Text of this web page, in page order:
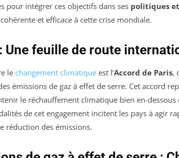
pour intégrer ces objectifs dans ses politiques
et efficace à cette crise mondiale.
Une feuille de route
le changement climatique est l’Accord de Paris,
émissions de gaz à effet de serre. Cet accord
le réchauffement climatique bien en-dessous
de cet engagement incitent les pays à agir
réduction des émissions.